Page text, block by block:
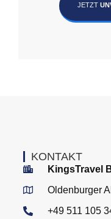
JETZT
KONTAKT
KingsTravel
Oldenburger
+49 511 105